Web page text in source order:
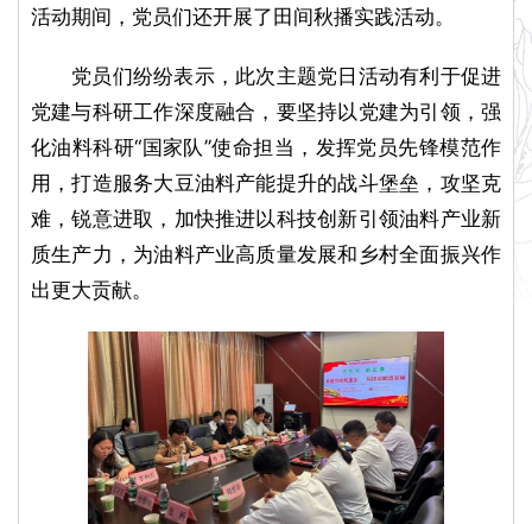
活动期间，党员们还开展了田间秋播实践活动。
党员们纷纷表示，此次主题党日活动有利于促进
党建与科研工作深度融合，要坚持以党建为引领，强
化油料科研“国家队”使命担当，发挥党员先锋模范作
用，打造服务大豆油料产能提升的战斗堡垒，攻坚克
难，锐意进取，加快推进以科技创新引领油料产业新
质生产力，为油料产业高质量发展和乡村全面振兴作
出更大贡献。